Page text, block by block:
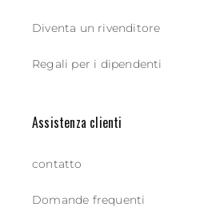
Diventa un rivenditore
Regali per i dipendenti
Assistenza clienti
contatto
Domande frequenti